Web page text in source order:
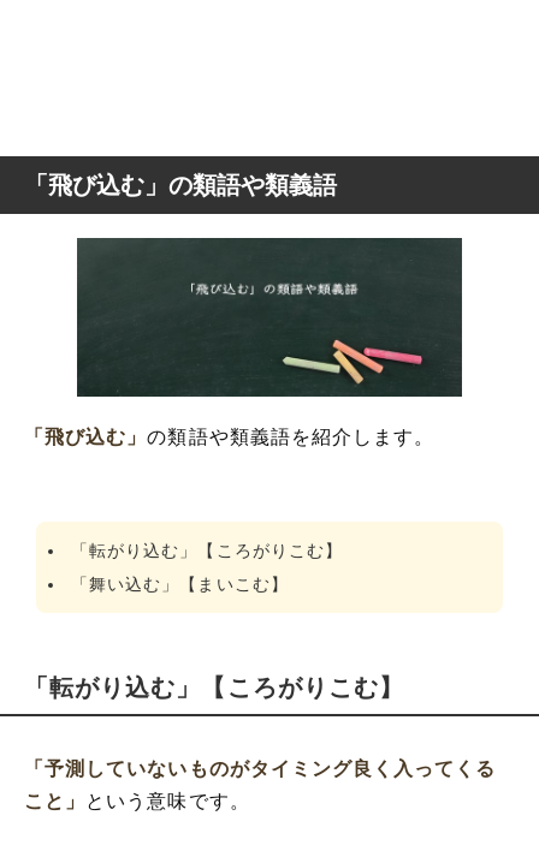
「飛び込む」の類語や類義語
「飛び込む」の類語や類義語を紹介します。
「転がり込む」【ころがりこむ】
「舞い込む」【まいこむ】
「転がり込む」【ころがりこむ】
「予測していないものがタイミング良く入ってくる
こと」
という意味です。